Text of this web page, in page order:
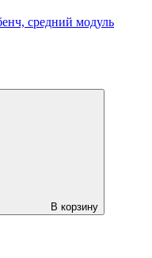
средний модуль
В корзину